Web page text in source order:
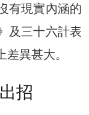
有現實內涵的
及三十六計表
異甚大。
招